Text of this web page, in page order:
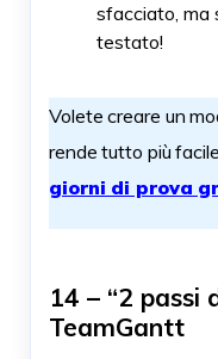
sfacciato, ma
testato!
Volete creare un
rende tutto più
giorni di prova
14 – “2 passi
TeamGantt